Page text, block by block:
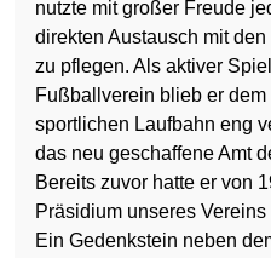
nutzte mit großer Freude
direkten Austausch mit
zu pflegen. Als aktiver
Fußballverein blieb er
sportlichen Laufbahn eng
das neu geschaffene Amt
Bereits zuvor hatte er von
Präsidium unseres
Ein Gedenkstein neben